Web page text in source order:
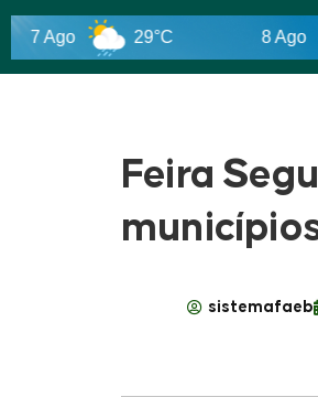
29°C
Feira
sistemafaeb